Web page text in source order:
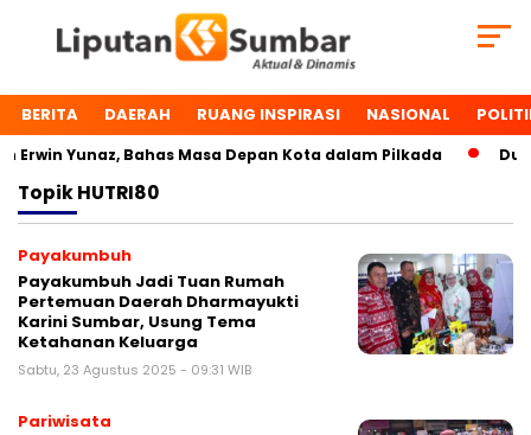
BERITA DAERAH RUANG INSPIRASI NASIONAL
Yunaz, Bahas Masa Depan Kota dalam Pilkada Dua
TopikHUTRI80
Payakumbuh
Payakumbuh Jadi Tuan Rumah
Pertemuan Daerah Dharmayukti
Karini Sumbar, Usung Tema
Ketahanan Keluarga
Sabtu, 23 Agustus 2025 - 09:31 WIB
Pariwisata